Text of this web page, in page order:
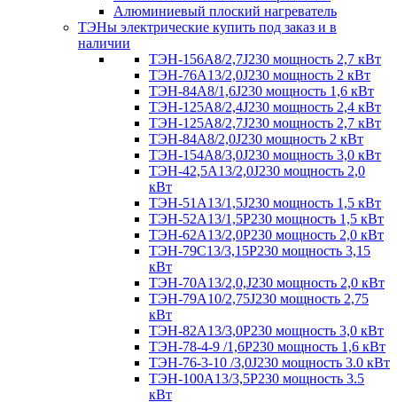
Алюминиевый плоский нагреватель
ТЭНы электрические купить под заказ и в
наличии
ТЭН-156А8/2,7J230 мощность 2,7 кВт
ТЭН-76А13/2,0J230 мощность 2 кВт
ТЭН-84А8/1,6J230 мощность 1,6 кВт
ТЭН-125А8/2,4J230 мощность 2,4 кВт
ТЭН-125А8/2,7J230 мощность 2,7 кВт
ТЭН-84А8/2,0J230 мощность 2 кВт
ТЭН-154А8/3,0J230 мощность 3,0 кВт
ТЭН-42,5А13/2,0J230 мощность 2,0
кВт
ТЭН-51А13/1,5J230 мощность 1,5 кВт
ТЭН-52А13/1,5Р230 мощность 1,5 кВт
ТЭН-62А13/2,0Р230 мощность 2,0 кВт
ТЭН-79С13/3,15Р230 мощность 3,15
кВт
ТЭН-70А13/2,0,J230 мощность 2,0 кВт
ТЭН-79А10/2,75J230 мощность 2,75
кВт
ТЭН-82А13/3,0Р230 мощность 3,0 кВт
ТЭН-78-4-9 /1,6P230 мощность 1,6 кВт
ТЭН-76-3-10 /3,0J230 мощность 3.0 кВт
ТЭН-100А13/3,5Р230 мощность 3.5
кВт